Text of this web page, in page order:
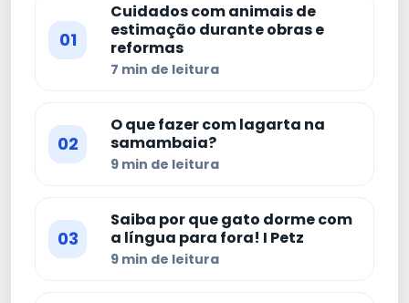
01
Cuidados com animais de
estimação durante obras e
reformas
7 min de leitura
02
O que fazer com lagarta na
samambaia?
9 min de leitura
03
Saiba por que gato dorme com
a língua para fora! I Petz
9 min de leitura